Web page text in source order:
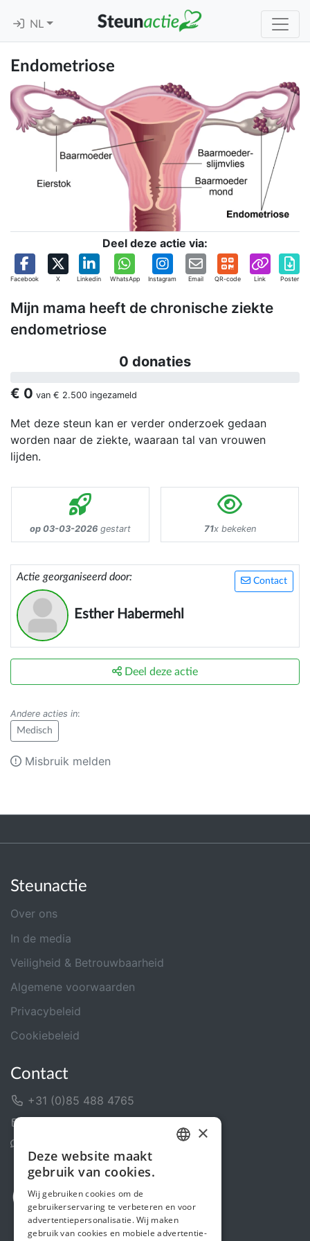
NL
Endometriose
Deel deze actie via:
Facebook X Linkedin WhatsApp Instagram Email QR-code Link Poster
Mijn mama heeft de chronische ziekte
endometriose
0 donaties
€ 0 van € 2.500 ingezameld
Met deze steun kan er verder onderzoek gedaan
worden naar de ziekte, waaraan tal van vrouwen
lijden.
op 03-03-2026 gestart 71x bekeken
Contact
Actie georganiseerd door:
Esther Habermehl
Deel deze actie
Andere acties in:
Medisch
Misbruik melden
Steunactie
Over ons
In de media
Veiligheid & Betrouwbaarheid
Algemene voorwaarden
Privacybeleid
Cookiebeleid
Contact
+31 (0)85 488 4765
ENGLISH
×
Deze website maakt
gebruik van cookies.
Wij gebruiken cookies om de
gebruikerservaring te verbeteren en voor
advertentiepersonalisatie. Wij maken
gebruik van cookies en mobiele advertentie-